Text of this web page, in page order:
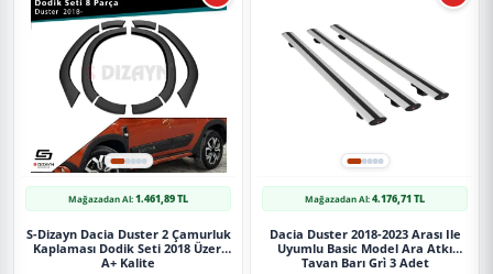
Mağazadan Al:1.461,89 TL
S-Dizayn Dacia Duster 2 Çamurluk
Kaplaması Dodik Seti 2018 Üzeri
A+ Kalite
Mağazadan Al:4.176,71 TL
Dacia Duster 2018-2023 Arası Ile
Uyumlu Basic Model Ara Atkı
Tavan Barı Gri̇ 3 Adet